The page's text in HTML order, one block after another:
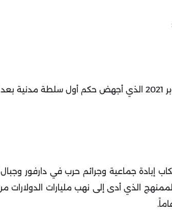
أشار التحالف إلى انقلاب 30يونيو 1989 الذي نفذه البشير وانقلاب 25 أكتوبر 2021 الذي أجهض حكم
إبادة جماعية وجرائم حرب في دارفور وجبال
الذي أدى إلى نهب مليارات الدولارات